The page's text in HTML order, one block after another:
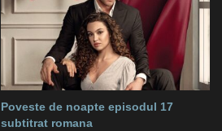
Poveste de noapte episodul 17
subtitrat romana